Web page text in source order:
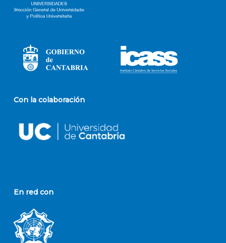
Con la colaboración
En red con